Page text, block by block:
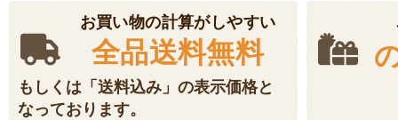
お買い物の計算がしやすい
全品送料無料
もしくは「送料込み」の表示価格と
なっております。